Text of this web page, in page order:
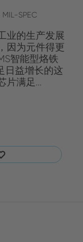
SPEC
业的生产发展
因为元件得更
智能型烙铁
日益增长的这
片满足...